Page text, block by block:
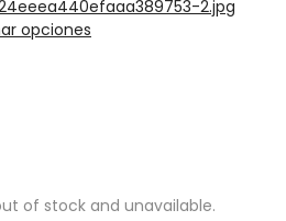
opciones
of stock and unavailable.